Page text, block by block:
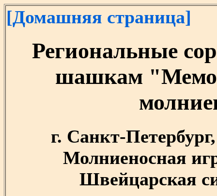
[Домашняя страница]
Региональные
шашкам
г. Санкт-
Молниеносная
Швейцарская